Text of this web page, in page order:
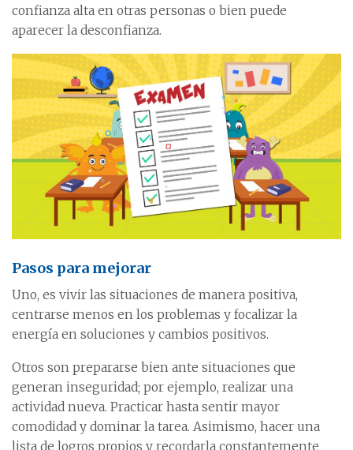
confianza alta en otras personas o bien puede
aparecer la desconfianza.
Pasos para mejorar
Uno, es vivir las situaciones de manera positiva,
centrarse menos en los problemas y focalizar la
energía en soluciones y cambios positivos.
Otros son prepararse bien ante situaciones que
generan inseguridad; por ejemplo, realizar una
actividad nueva. Practicar hasta sentir mayor
comodidad y dominar la tarea. Asimismo, hacer una
lista de logros propios y recordarla constantemente